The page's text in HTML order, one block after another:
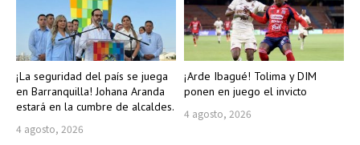
¡La seguridad del país se juega
en Barranquilla! Johana Aranda
estará en la cumbre de alcaldes.
4 agosto, 2026
¡Arde Ibagué! Tolima y DIM
ponen en juego el invicto
4 agosto, 2026